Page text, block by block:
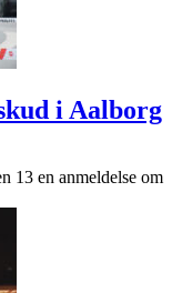
i Aalborg
13 en anmeldelse om